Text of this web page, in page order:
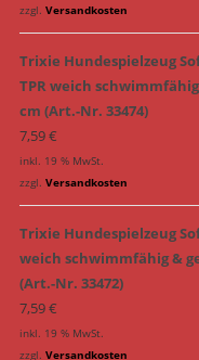
zzgl. Versandkosten
Trixie Hundespielzeug
TPR weich
cm (Art.-Nr. 33474)
7,59€
inkl. 19 % MwSt.
zzgl. Versandkosten
Trixie Hundespielzeug
weich schwimmfähig &
(Art.-Nr. 33472)
7,59€
inkl. 19 % MwSt.
zzgl. Versandkosten